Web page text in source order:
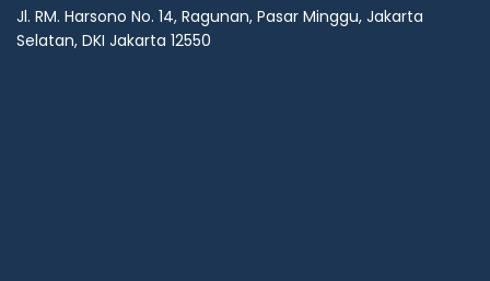
Jl. RM. Harsono No. 14, Ragunan, Pasar Minggu, Jakarta
Selatan, DKI Jakarta 12550